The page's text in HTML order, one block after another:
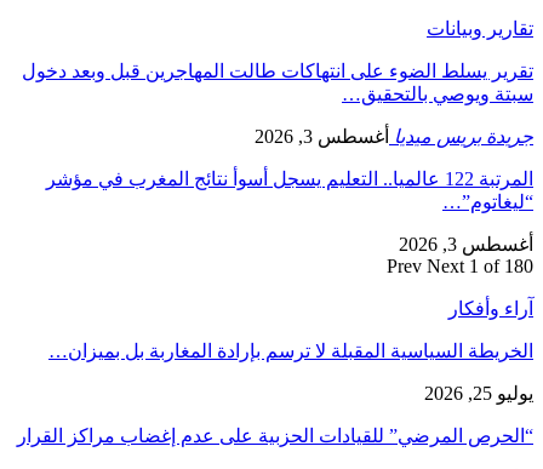
تقارير وبيانات
تقرير يسلط الضوء على انتهاكات طالت المهاجرين قبل وبعد دخول
سبتة ويوصي بالتحقيق…
جريدة بريس ميديا أغسطس 3, 2026
المرتبة 122 عالميا.. التعليم يسجل أسوأ نتائج المغرب في مؤشر
“ليغاتوم”…
أغسطس 3, 2026
Prev Next 1 of 180
آراء وأفكار
الخريطة السياسية المقبلة لا ترسم بإرادة المغاربة بل بميزان…
يوليو 25, 2026
“الحرص المرضي” للقيادات الحزبية على عدم إغضاب مراكز القرار